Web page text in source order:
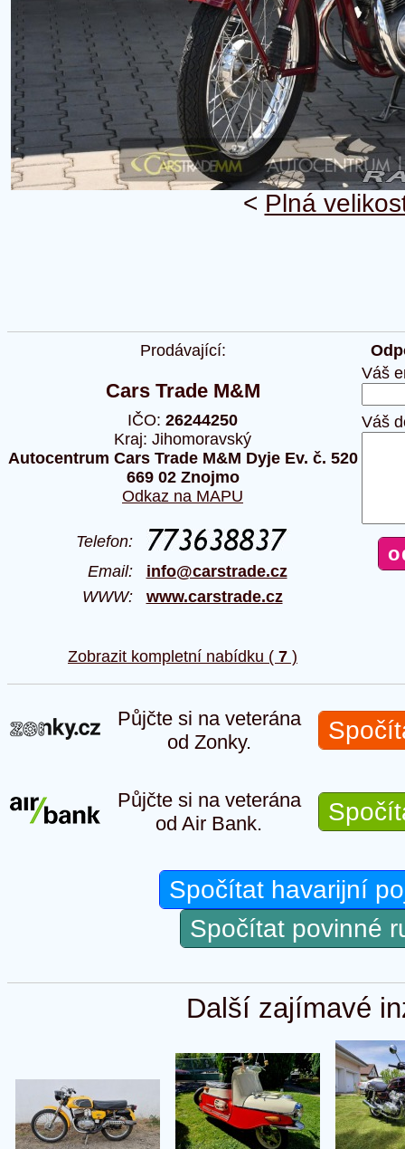
< Plná
Prodávající:
Cars Trade M&M
IČO: 26244250
Kraj: Jihomoravský
Autocentrum Cars Trade M&M Dyje Ev. č. 520
669 02 Znojmo
Odkaz na MAPU
Telefon:
Email: info@carstrade.cz
WWW: www.carstrade.cz
Zobrazit kompletní nabídku ( 7 )
Váš
Váš
Půjčte si na veterána
od Zonky.
Půjčte si na veterána
od Air Bank.
Spočítat havarijní
Spočítat povinné
Další zajímavé